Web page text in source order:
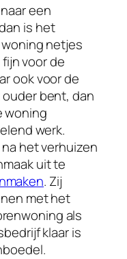
een
is het
netjes
voor de
ook voor de
bent, dan
woning
werk.
het verhuizen
uit te
. Zij
met het
als
klaar is